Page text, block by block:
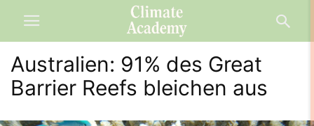
Australien: 91% des Great
Barrier Reefs bleichen aus